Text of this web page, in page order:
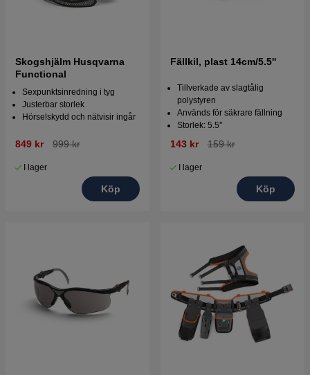
Skogshjälm Husqvarna
Functional
Sexpunktsinredning i tyg
Justerbar storlek
Hörselskydd och nätvisir ingår
849 kr 999 kr
I lager
Köp
Fällkil, plast 14cm/5.5''
Tillverkade av slagtålig
polystyren
Används för säkrare fällning
Storlek: 5.5''
143 kr 159 kr
I lager
Köp